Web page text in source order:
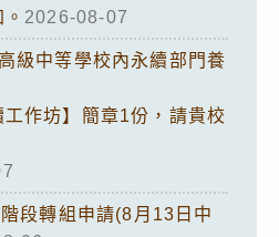
2026-08-07
級中等學校內永續部門養
作坊】簡章1份，請貴校
段轉組申請(8月13日中